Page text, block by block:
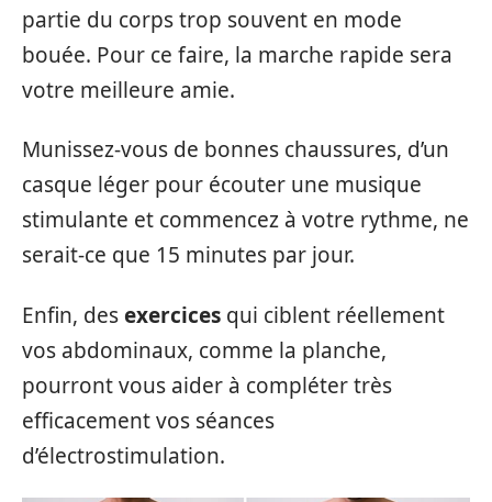
partie du corps trop souvent en mode
bouée. Pour ce faire, la marche rapide sera
votre meilleure amie.
Munissez-vous de bonnes chaussures, d’un
casque léger pour écouter une musique
stimulante et commencez à votre rythme, ne
serait-ce que 15 minutes par jour.
Enfin, desexercices qui ciblent réellement
vos abdominaux, comme la planche,
pourront vous aider à compléter très
efficacement vos séances
d’électrostimulation.